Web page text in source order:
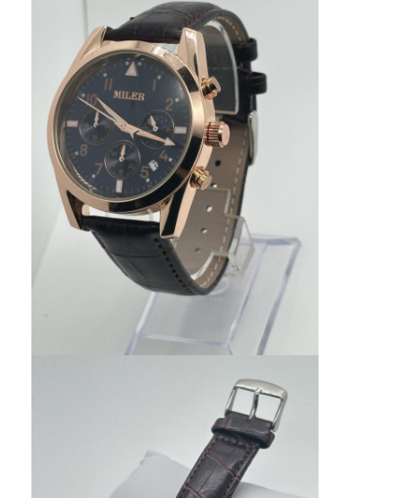
Kiểm soát chất lượng
Liên hệ với chúng tôi
Tin tức
Các trường hợp
Blog
Đồng hồ đeo tay thạch anh
Đồng hồ Quartz dây da
Đồng hồ dây thừng thép không gỉ
Đồng hồ thạch anh